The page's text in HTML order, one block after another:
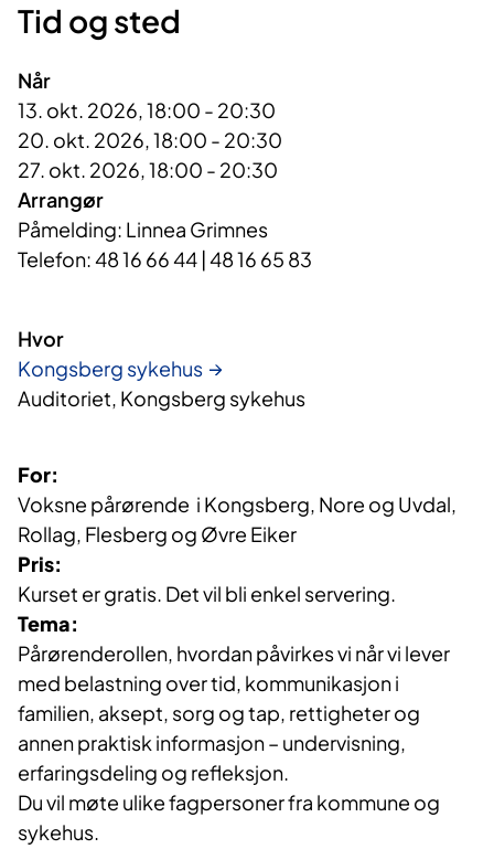
Tid og sted
Når
13. okt. 2026, 18:00 - 20:30
20. okt. 2026, 18:00 - 20:30
27. okt. 2026, 18:00 - 20:30
Arrangør
Påmelding: Linnea Grimnes
Telefon: 48 16 66 44 | 48 16 65 83
Hvor
Kongsberg sykehus
Auditoriet, Kongsberg sykehus
For:
Voksne pårørende i Kongsberg, Nore og Uvdal,
Rollag, Flesberg og Øvre Eiker
Pris:
Kurset er gratis. Det vil bli enkel servering.
Tema:
Pårørenderollen, hvordan påvirkes vi når vi lever
med belastning over tid, kommunikasjon i
familien, aksept, sorg og tap, rettigheter og
annen praktisk informasjon – undervisning,
erfaringsdeling og refleksjon.
Du vil møte ulike fagpersoner fra kommune og
sykehus.